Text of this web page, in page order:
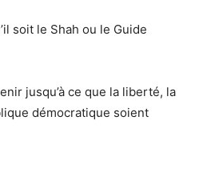
soit le Shah ou le Guide
jusqu’à ce que la liberté, la
démocratique soient